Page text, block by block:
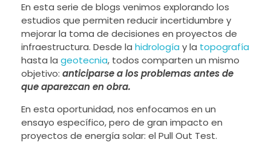
En esta serie de blogs venimos explorando los
estudios que permiten reducir incertidumbre y
mejorar la toma de decisiones en proyectos de
infraestructura. Desde la hidrología y la topografía
hasta la geotecnia, todos comparten un mismo
objetivo: anticiparse a los problemas antes de
que aparezcan en obra.
En esta oportunidad, nos enfocamos en un
ensayo específico, pero de gran impacto en
proyectos de energía solar: el Pull Out Test.